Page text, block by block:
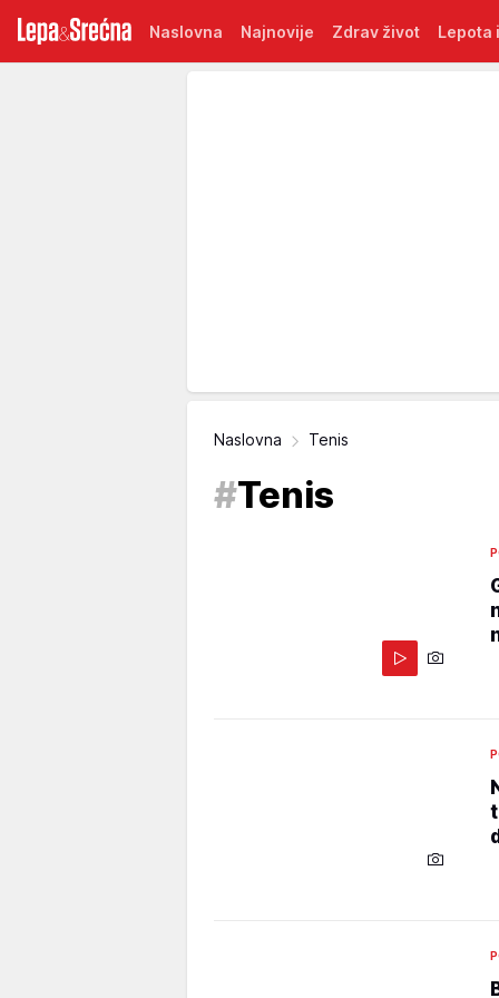
Naslovna Najnovije Zdrav život Lepota
Naslovna Tenis
#Tenis